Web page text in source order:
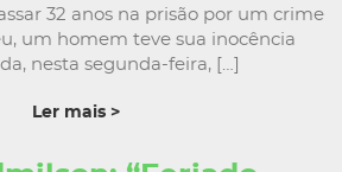
32 anos na prisão por um crime
um homem teve sua inocência
nesta segunda-feira, […]
Ler mais >